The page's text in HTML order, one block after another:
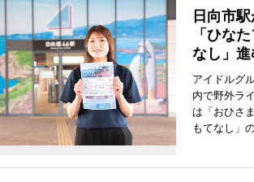
日向市
「ひな
なし」進
アイドルグ
内で野外ラ
は「おひさ
もてなし」